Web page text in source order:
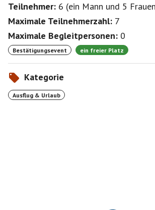
Teilnehmer: 6 (ein Mann und 5 Frauen
Maximale Teilnehmerzahl: 7
Maximale Begleitpersonen: 0
Bestätigungsevent ein freier Platz
Kategorie
Ausflug & Urlaub